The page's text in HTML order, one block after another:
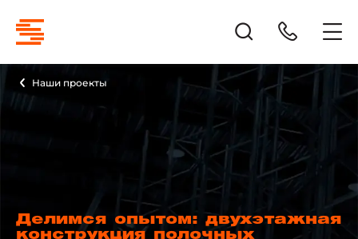
Наши проекты
Делимся опытом: двухэтажная
конструкция полочных